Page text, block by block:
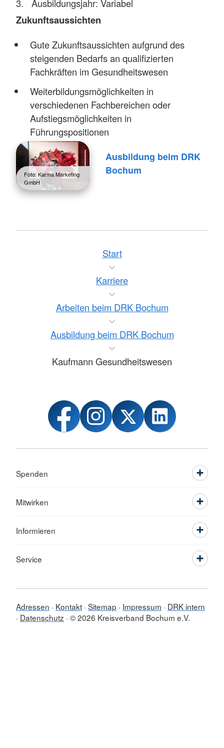
Ausbildungsjahr: Variabel
Zukunftsaussichten
Gute Zukunftsaussichten aufgrund des
steigenden Bedarfs an qualifizierten
Fachkräften im Gesundheitswesen
Weiterbildungsmöglichkeiten in
verschiedenen Fachbereichen oder
Aufstiegsmöglichkeiten in
Führungspositionen
Foto: Karma Marketing
GmbH
Ausbildung beim DRK
Bochum
Start
Karriere
Arbeiten beim DRK Bochum
Ausbildung beim DRK Bochum
Kaufmann Gesundheitswesen
Spenden
Mitwirken
Informieren
Service
Adressen Kontakt Sitemap Impressum
DRK intern
Datenschutz © 2026 Kreisverband Bochum e.V.